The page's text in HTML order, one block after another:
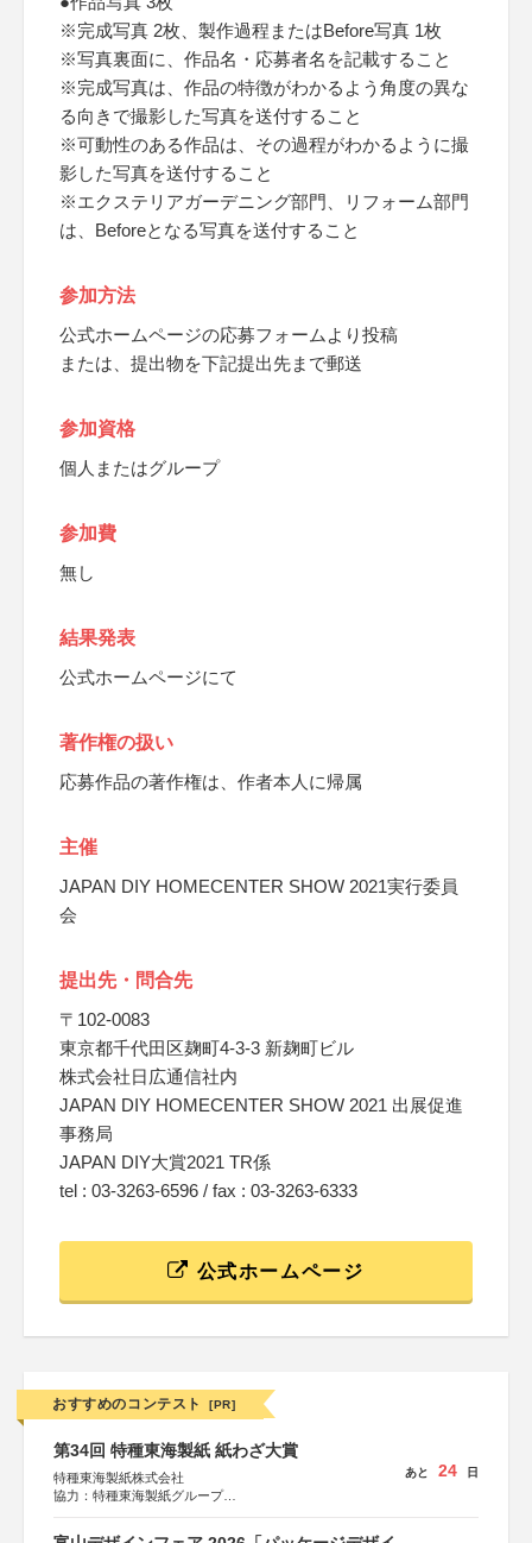
※完成写真 2枚、製作過程またはBefore写真 1枚
※写真裏面に、作品名・応募者名を記載すること
※完成写真は、作品の特徴がわかるよう角度の異な
る向きで撮影した写真を送付すること
※可動性のある作品は、その過程がわかるように撮
影した写真を送付すること
※エクステリアガーデニング部門、リフォーム部門
は、Beforeとなる写真を送付すること
参加方法
公式ホームページの応募フォームより投稿
または、提出物を下記提出先まで郵送
参加資格
個人またはグループ
参加費
無し
結果発表
公式ホームページにて
著作権の扱い
応募作品の著作権は、作者本人に帰属
主催
JAPAN DIY HOMECENTER SHOW 2021実行委員
会
提出先・問合先
〒102-0083
東京都千代田区麹町4-3-3 新麹町ビル
株式会社日広通信社内
JAPAN DIY HOMECENTER SHOW 2021 出展促進
事務局
JAPAN DIY大賞2021 TR係
tel : 03-3263-6596 / fax : 03-3263-6333
公式ホームページ
おすすめのコンテスト [PR]
第34回 特種東海製紙 紙わざ大賞
特種東海製紙株式会社
協力：特種東海製紙グループ
あと 24 日